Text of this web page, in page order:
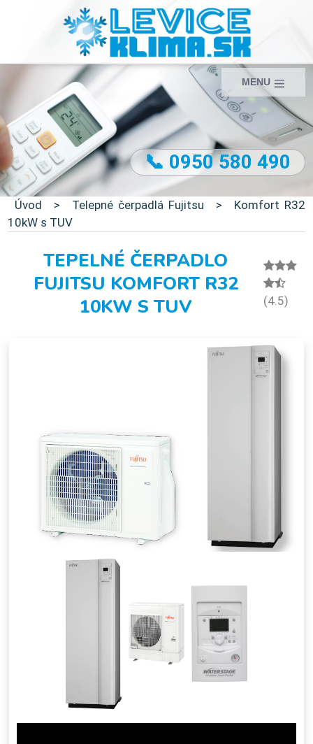
MENU
📞 0950 580 490
Úvod > Telepné čerpadlá Fujitsu >
Komfort R32
10kW s TUV
TEPELNÉ ČERPADLO
FUJITSU KOMFORT R32
10KW S TUV
(4.5)